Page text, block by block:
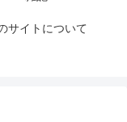
サイトについて